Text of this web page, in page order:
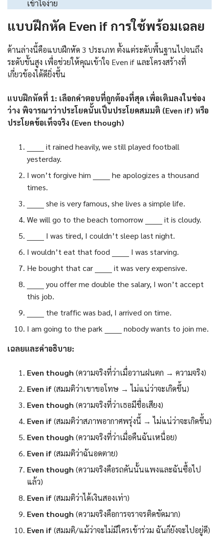
เข้าใจง่าย
แบบฝึกหัด Even if การใช้พร้อมเฉลย
ด้านล่างนี้คือแบบฝึกหัด 3 ประเภท ตั้งแต่ระดับพื้นฐานไปจนถึง
ระดับขั้นสูง เพื่อช่วยให้คุณเข้าใจ Even if และโครงสร้างที่
เกี่ยวข้องได้ดียิ่งขึ้น
แบบฝึกหัดที่ 1: เลือกคำตอบที่ถูกต้องที่สุด เพื่อเติมลงในช่อง
ว่าง พิจารณาว่าประโยคนั้นเป็นประโยคสมมติ (Even if) หรือ
ประโยคข้อเท็จจริง (Even though)
_______ it rained heavily, we still played football
yesterday.
I won’t forgive him _______ he apologizes a thousand
times.
_______ she is very famous, she lives a simple life.
We will go to the beach tomorrow _______ it is cloudy.
_______ I was tired, I couldn’t sleep last night.
I wouldn’t eat that food _______ I was starving.
He bought that car _______ it was very expensive.
_______ you offer me double the salary, I won’t accept
this job.
_______ the traffic was bad, I arrived on time.
I am going to the park _______ nobody wants to join me.
เฉลยและคำอธิบาย:
Even though (ความจริงที่ว่าเมื่อวานฝนตก → ความจริง)
Even if(สมมติว่าเขาขอโทษ → ไม่แน่ว่าจะเกิดขึ้น)
Even though (ความจริงที่ว่าเธอมีชื่อเสียง)
Even if(สมมติว่าสภาพอากาศพรุ่งนี้ → ไม่แน่ว่าจะเกิดขึ้น)
Even though (ความจริงที่ว่าเมื่อคืนฉันเหนื่อย)
Even if(สมมติว่าฉันอดตาย)
Even though (ความจริงคือรถคันนั้นแพงและฉันซื้อไป
แล้ว)
Even if(สมมติว่าได้เงินสองเท่า)
Even though (ความจริงคือการจราจรติดขัดมาก)
Even if(สมมติ/แม้ว่าจะไม่มีใครเข้าร่วม ฉันก็ยังจะไปอยู่ดี)